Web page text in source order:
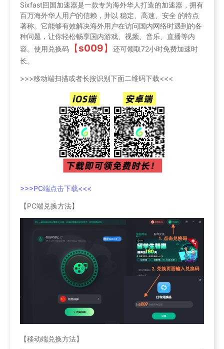
Sixfast回国加速器是一款专为海外华人打造的加速器，拥有
百万海外华人用户的信赖，并以 稳定、高速、安全 的特点
著称。它能够有效解决海外用户在访问国内网络时遇到的各
种问题，让你轻松畅享国内游戏、视频、音乐、直播等内
容。使用兑换码
【s009】
还可领取72小时免费加速时
长。
>>>移动端扫描或者长按识别下面二维码下载<<<
>>>PC端点击下载<<<
【PC端兑换方法】
【移动端兑换方法】